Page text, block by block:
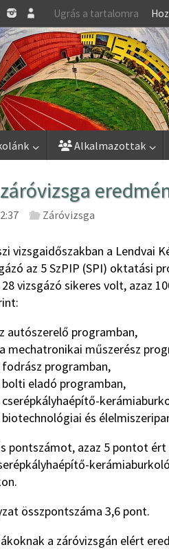
Ugrás a tartalomra
Alkalmazottak
Záróvizsga
vizsgaidőszakban a Lendvai
az 5 SzPIP (SPI) oktatási
vizsgázó sikeres volt, azaz
autószerelő programban,
mechatronikai műszerész
fodrász programban,
bolti eladó programban,
cserépkályhaépítő-
és
pontszámot, azaz 5 pontot ért
összpontszáma 3,6 pont.
a záróvizsgán elért